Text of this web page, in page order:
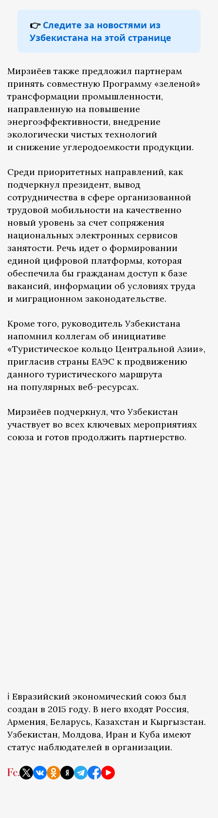
👉 Следите за новостями из
Узбекистана на этой странице
Мирзиёев также предложил партнерам
принять совместную Программу «зеленой»
трансформации промышленности,
направленную на повышение
энергоэффективности, внедрение
экологически чистых технологий
и снижение углеродоемкости продукции.
Среди приоритетных направлений, как
подчеркнул президент, вывод
сотрудничества в сфере организованной
трудовой мобильности на качественно
новый уровень за счет сопряжения
национальных электронных сервисов
занятости. Речь идет о формировании
единой цифровой платформы, которая
обеспечила бы гражданам доступ к базе
вакансий, информации об условиях труда
и миграционном законодательстве.
Кроме того, руководитель Узбекистана
напомнил коллегам об инициативе
«Туристическое кольцо Центральной Азии»,
пригласив страны ЕАЭС к продвижению
данного туристического маршрута
на популярных веб-ресурсах.
Мирзиёев подчеркнул, что Узбекистан
участвует во всех ключевых мероприятиях
союза и готов продолжить партнерство.
ℹ️ Евразийский экономический союз был
создан в 2015 году. В него входят Россия,
Армения, Беларусь, Казахстан и Кыргызстан.
Узбекистан, Молдова, Иран и Куба имеют
статус наблюдателей в организации.